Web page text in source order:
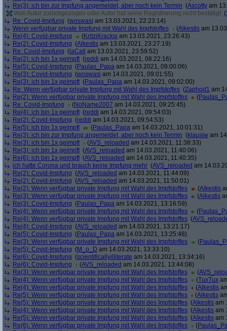
Re(3): ich bin zur Impfung angemeldet, aber noch kein Termin (Ascotty am
Vom Autor zurückgezogen oder Autor hat seine Registrierung nicht bestätigt (
Re: Covid-Impfung (woswasi am 13.03.2021, 22:23:14)
Wenn verfügbar private Impfung mit Wahl des Impfstoffes
(Alkestis am
Re(4): Covid-Impfung
(KritziKracksi am 13.03.2021, 23:26:43)
Re(2): Covid-Impfung (Alkestis am 13.03.2021, 23:27:19)
Re: Covid-Impfung ( laCall
am 13.03.2021, 23:59:52)
Re(2): ich bin 1x geimpft (reddi am 14.03.2021, 08:22:16)
Re(5): Covid-Impfung (Paulas_Papa am 14.03.2021, 09:00:06)
Re(3): Covid-Impfung (woswasi am 14.03.2021, 09:01:55)
Re(3): ich bin 1x geimpft (Paulas_Papa am 14.03.2021, 09:02:00)
Re: Wenn verfügbar private Impfung mit Wahl des Impfstoffes (Zaphod1 am
Re(2): Wenn verfügbar private Impfung mit Wahl des Impfstoffes
(
Re: Covid-Impfung
(NoName2007 am 14.03.2021, 09:25:45)
Re(4): ich bin 1x geimpft (reddi am 14.03.2021, 09:54:03)
Re(2): Covid-Impfung (reddi am 14.03.2021, 09:54:53)
Re(5): ich bin 1x geimpft
(Paulas_Papa am 14.03.2021, 10:01:31)
Re(3): ich bin zur Impfung angemeldet, aber noch kein Termin (klausiw am
Re(3): ich bin 1x geimpft
(AVS_reloaded am 14.03.2021, 11:38:33)
Re(3): ich bin 1x geimpft (AVS_reloaded am 14.03.2021, 11:40:06)
Re(6): ich bin 1x geimpft (AVS_reloaded am 14.03.2021, 11:40:35)
ich hatte Corona und brauch keine Impfung mehr (AVS_reloaded am
Re(2): Covid-Impfung (AVS_reloaded am 14.03.2021, 11:44:09)
Re(2): Covid-Impfung (AVS_reloaded am 14.03.2021, 11:50:01)
Re(2): Wenn verfügbar private Impfung mit Wahl des Impfstoffes
(Alkestis
Re(3): Wenn verfügbar private Impfung mit Wahl des Impfstoffes
(Alkestis
Re(3): Covid-Impfung (Paulas_Papa am 14.03.2021, 13:16:59)
Re(4): Wenn verfügbar private Impfung mit Wahl des Impfstoffes
(
Re(4): Wenn verfügbar private Impfung mit Wahl des Impfstoffes (
Re(4): Covid-Impfung (AVS_reloaded am 14.03.2021, 13:21:17)
Re(5): Covid-Impfung (Paulas_Papa am 14.03.2021, 13:25:48)
Re(3): Wenn verfügbar private Impfung mit Wahl des Impfstoffes
(
Re(5): Covid-Impfung (M_o_D am 14.03.2021, 13:33:10)
Re(6): Covid-Impfung (scientificallyilliterate am 14.03.2021, 13:34:16)
Re(6): Covid-Impfung
(AVS_reloaded am 14.03.2021, 13:44:08)
Re(3): Wenn verfügbar private Impfung mit Wahl des Impfstoffes
(
Re(4): Wenn verfügbar private Impfung mit Wahl des Impfstoffes
(TuxTux
Re(4): Wenn verfügbar private Impfung mit Wahl des Impfstoffes
(Alkestis
Re(5): Wenn verfügbar private Impfung mit Wahl des Impfstoffes
(Alkestis
Re(5): Wenn verfügbar private Impfung mit Wahl des Impfstoffes (Alkestis am
Re(4): Wenn verfügbar private Impfung mit Wahl des Impfstoffes (Alkestis am
Re(5): Wenn verfügbar private Impfung mit Wahl des Impfstoffes (Alkestis am
Re(6): Wenn verfügbar private Impfung mit Wahl des Impfstoffes
(